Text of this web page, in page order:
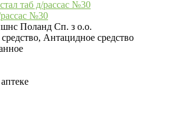
рассас №30
Поланд Сп. з о.о.
Антацидное средство